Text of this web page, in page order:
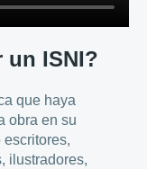
un ISNI?
que haya
obra en su
ilustradores,